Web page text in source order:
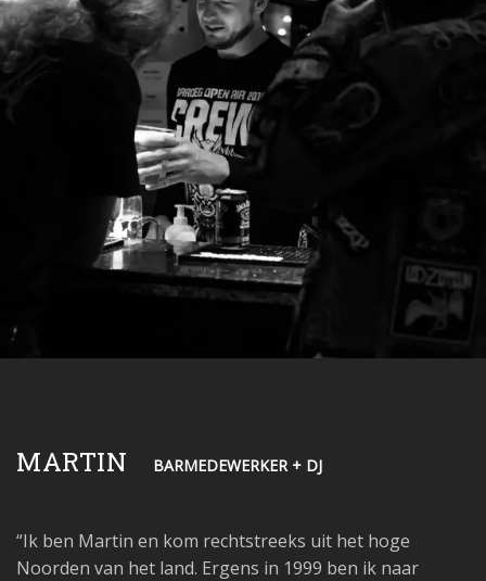
MARTIN BARMEDEWERKER + DJ
“Ik ben Martin en kom rechtstreeks uit het hoge
Noorden van het land. Ergens in 1999 ben ik naar